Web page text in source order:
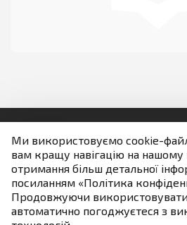
Ми використовуємо cookie-
вам кращу навігацію на нашому
отримання більш детальної
посиланням «Політика
Продовжуючи
автоматично погоджуєтеся з
Якщо не зазначено інше всі
умовах ліцензії
Людям із порушенням зору